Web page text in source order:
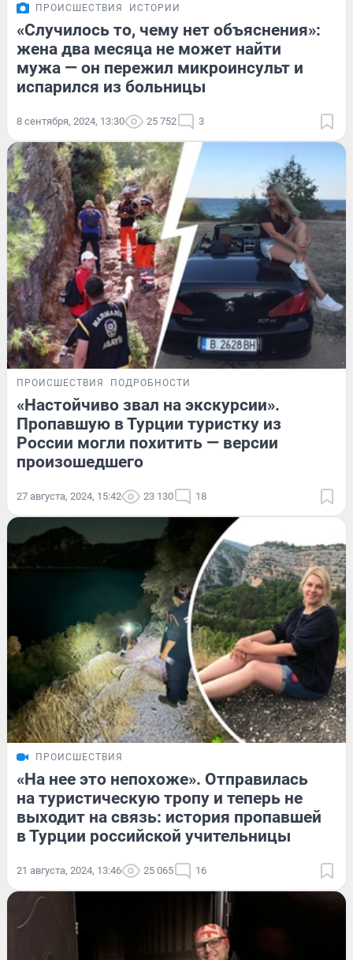
ПРОИСШЕСТВИЯ ИСТОРИИ
«Случилось то, чему нет объяснения»:
жена два месяца не может найти
мужа — он пережил микроинсульт и
испарился из больницы
8 сентября, 2024, 13:30 25 752 3
ПРОИСШЕСТВИЯ ПОДРОБНОСТИ
«Настойчиво звал на экскурсии».
Пропавшую в Турции туристку из
России могли похитить — версии
произошедшего
27 августа, 2024, 15:42 23 130 18
ПРОИСШЕСТВИЯ
«На нее это непохоже». Отправилась
на туристическую тропу и теперь не
выходит на связь: история пропавшей
в Турции российской учительницы
21 августа, 2024, 13:46 25 065 16